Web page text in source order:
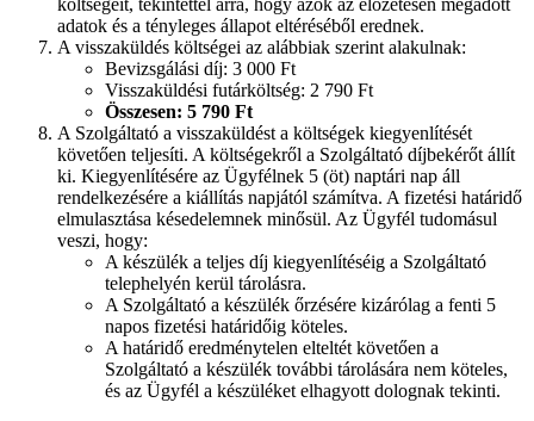
adatok és a tényleges állapot eltéréséből erednek.
A visszaküldés költségei az alábbiak szerint alakulnak:
Bevizsgálási díj: 3 000 Ft
Visszaküldési futárköltség: 2 790 Ft
Összesen: 5 790 Ft
A Szolgáltató a visszaküldést a költségek kiegyenlítését
követően teljesíti. A költségekről a Szolgáltató díjbekérőt állít
ki. Kiegyenlítésére az Ügyfélnek 5 (öt) naptári nap áll
rendelkezésére a kiállítás napjától számítva. A fizetési határidő
elmulasztása késedelemnek minősül. Az Ügyfél tudomásul
veszi, hogy:
A készülék a teljes díj kiegyenlítéséig a Szolgáltató
telephelyén kerül tárolásra.
A Szolgáltató a készülék őrzésére kizárólag a fenti 5
napos fizetési határidőig köteles.
A határidő eredménytelen elteltét követően a
Szolgáltató a készülék további tárolására nem köteles,
és az Ügyfél a készüléket elhagyott dolognak tekinti.